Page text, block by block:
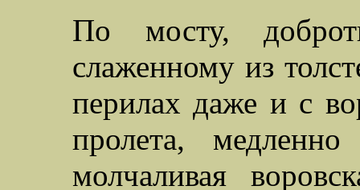
По мосту,
слаженному из
перилах даже и с
пролета,
молчаливая